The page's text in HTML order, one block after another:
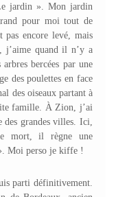
jardin ». Mon jardin
pour moi tout de
pas encore levé, mais
j’aime quand il n’y a
bercées par une
des poulettes en face
des oiseaux partant à
famille. À Zion, j’ai
des grandes villes. Ici,
mort, il règne une
Moi perso je kiffe !
parti définitivement.